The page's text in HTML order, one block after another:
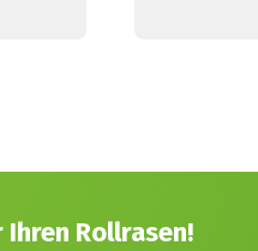
Ihren Rollrasen!